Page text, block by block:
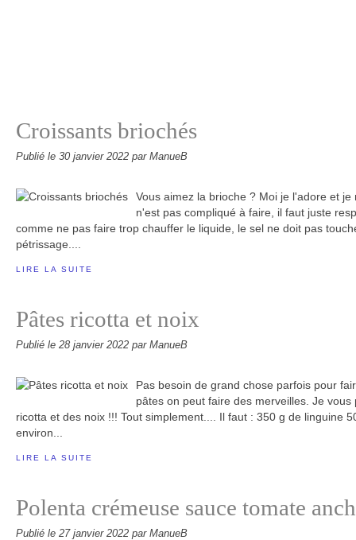
Croissants briochés
Publié le 30 janvier 2022 par ManueB
Vous aimez la brioche ? Moi je l'adore et je
n'est pas compliqué à faire, il faut juste
comme ne pas faire trop chauffer le liquide, le sel ne doit pas
pétrissage....
LIRE LA SUITE
Pâtes ricotta et noix
Publié le 28 janvier 2022 par ManueB
Pas besoin de grand chose parfois pour
pâtes on peut faire des merveilles. Je
ricotta et des noix !!! Tout simplement.... Il faut : 350 g de linguine
environ...
LIRE LA SUITE
Polenta crémeuse sauce tomate
Publié le 27 janvier 2022 par ManueB